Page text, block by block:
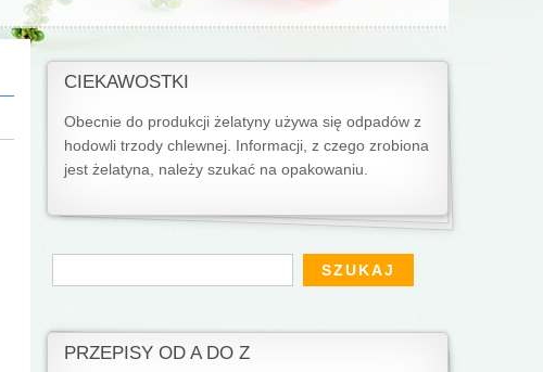
CIEKAWOSTKI
Obecnie do produkcji żelatyny używa się odpadów z
hodowli trzody chlewnej. Informacji, z czego zrobiona
jest żelatyna, należy szukać na opakowaniu.
Formularz wyszukiwania
Szukaj
PRZEPISY OD A DO Z